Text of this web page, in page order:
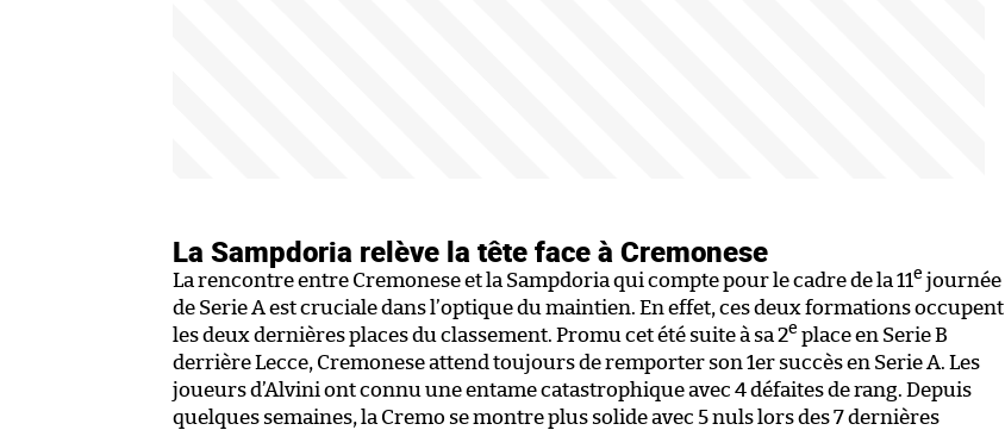
La Sampdoria relève la tête face à Cremonese
La rencontre entre Cremonese et la Sampdoria qui compte pour le cadre de la 11e journée
de Serie A est cruciale dans l’optique du maintien. En effet, ces deux formations occupent
les deux dernières places du classement. Promu cet été suite à sa 2e place en Serie B
derrière Lecce, Cremonese attend toujours de remporter son 1er succès en Serie A. Les
joueurs d’Alvini ont connu une entame catastrophique avec 4 défaites de rang. Depuis
quelques semaines, la Cremo se montre plus solide avec 5 nuls lors des 7 dernières